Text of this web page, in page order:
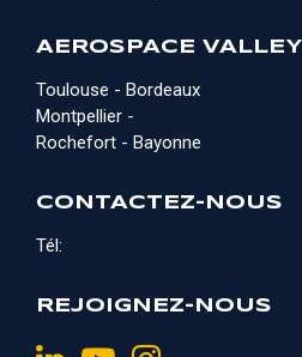
AEROSPACE VALLEY
Toulouse - Bordeaux
Montpellier -
Rochefort - Bayonne
CONTACTEZ-NOUS
Tél:
REJOIGNEZ-NOUS